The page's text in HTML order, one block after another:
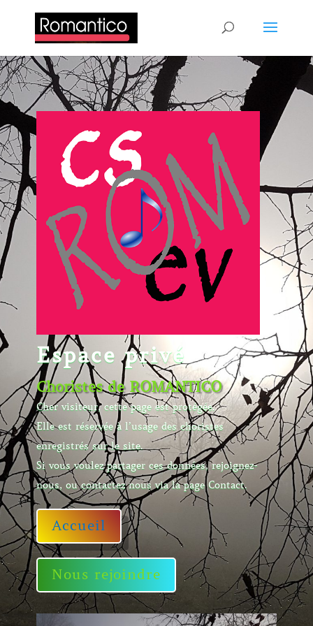
Espace privé
Choristes de ROMANTICO
Cher visiteur, cette page est protégée.
Elle est réservée à l’usage des choristes
enregistrés sur le site.
Si vous voulez partager ces données, rejoignez-
nous, ou contactez nous via la page Contact.
Accueil
Nous rejoindre